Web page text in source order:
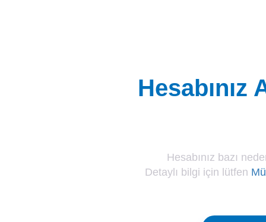
Hesabınız
Hesabınız bazı
Detaylı bilgi için lütfen